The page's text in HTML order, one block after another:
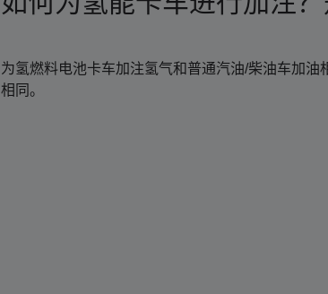
为氢燃料电池卡车加注氢气和普通汽油/柴油车加油
相同。